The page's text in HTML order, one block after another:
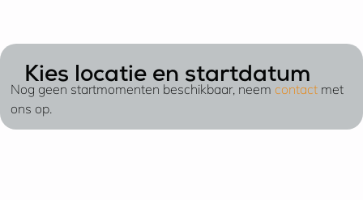
Kies locatie en startdatum
Nog geen startmomenten beschikbaar, neem contact met
ons op.